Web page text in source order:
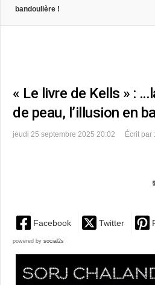
bandoulière !
« Le livre de Kells » :
de peau, l’illusion en
jeudi 25 septembre 2025 20:02 Écrit par
Facebook Twitter
powered by social2s